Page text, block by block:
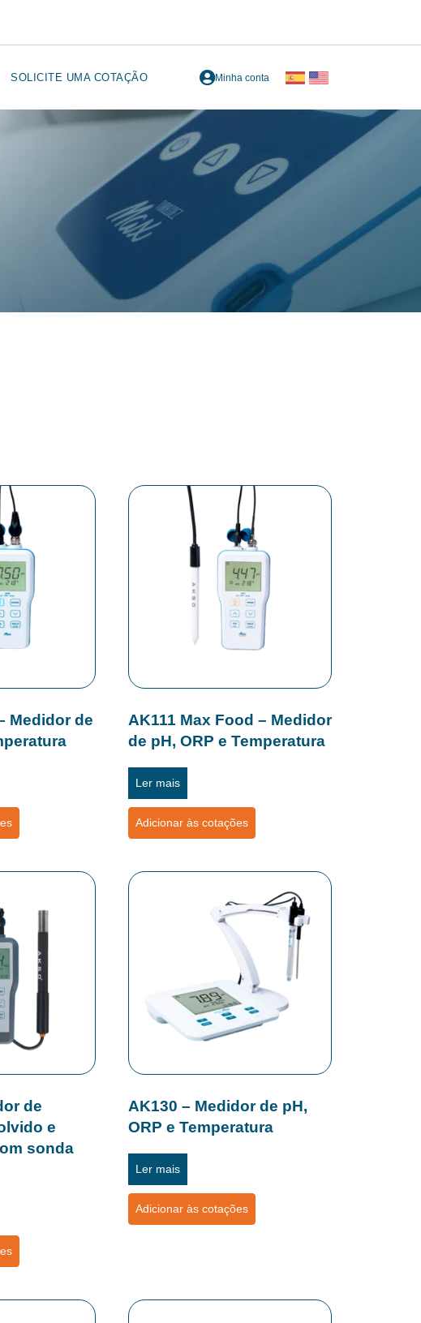
SOLICITE UMA COTAÇÃO Minha conta
Medidor de
AK111 Max Food – Medidor
de pH, ORP e Temperatura
Ler mais
Adicionar às cotações
de
e
sonda
AK130 – Medidor de pH,
ORP e Temperatura
Ler mais
Adicionar às cotações